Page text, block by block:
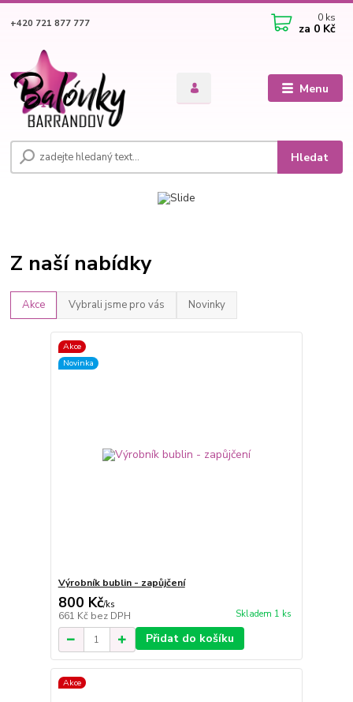
Menu
Hledat
+420 721 877 777 0 ks
za 0 Kč
Z naší nabídky
Akce Vybrali jsme pro vás Novinky
Akce
Novinka
Výrobník bublin - zapůjčení
800 Kč/ks
661 Kč bez DPH Skladem 1 ks
Přidat do košíku
Akce